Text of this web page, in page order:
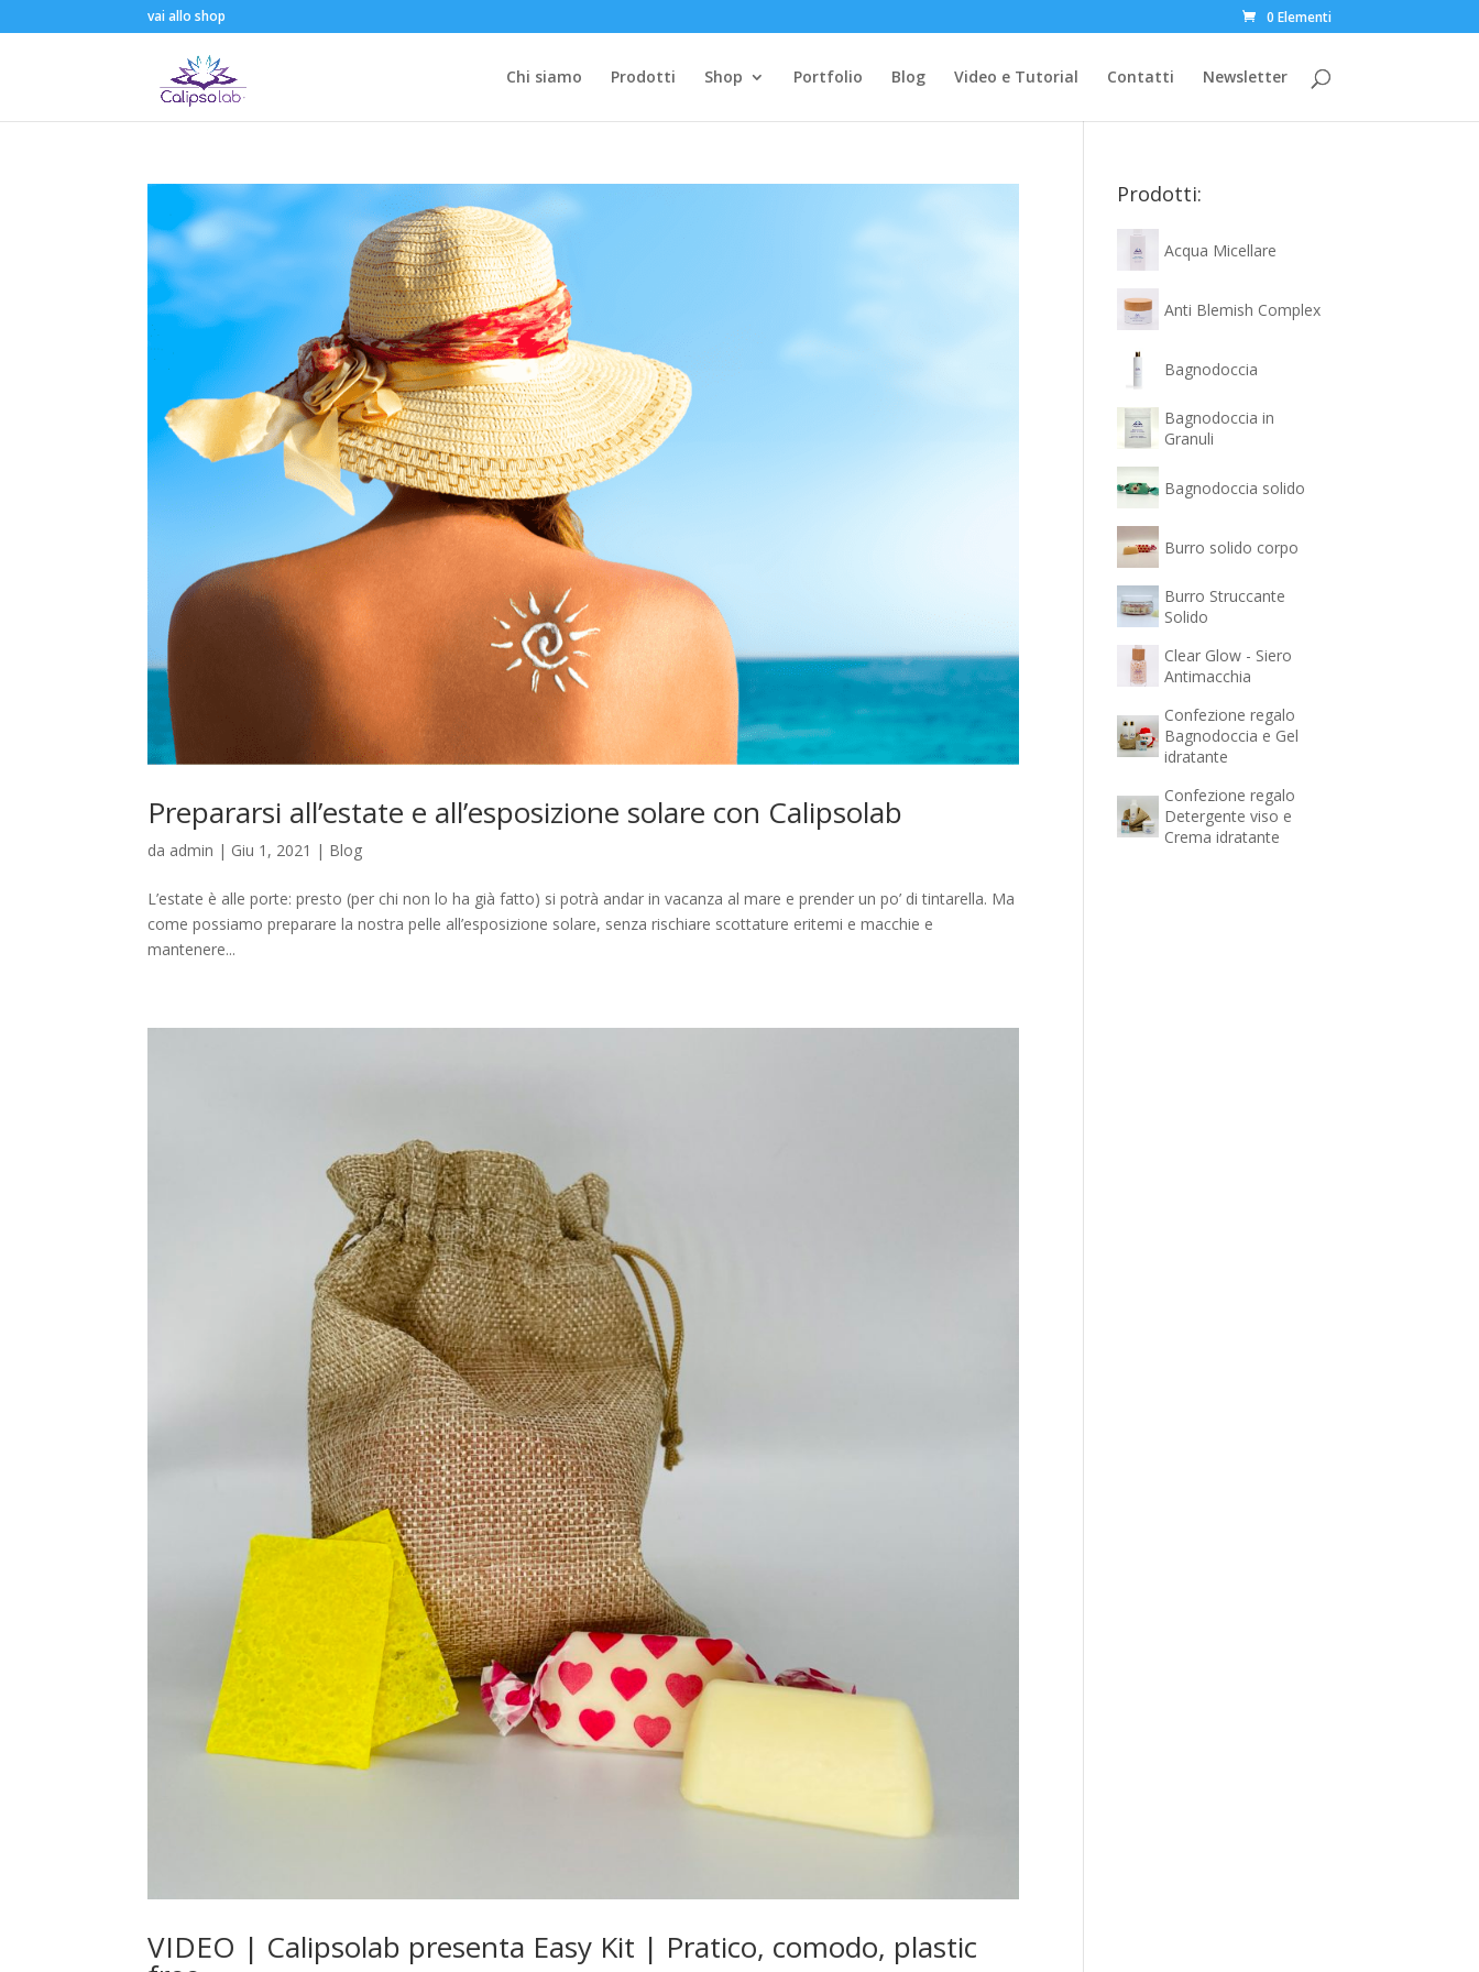
vai allo shop 0 Elementi
Chi siamo Prodotti Shop Portfolio Blog Video e Tutorial Contatti Newsletter
Prepararsi all’estate e all’esposizione solare con Calipsolab
da admin | Giu 1, 2021 | Blog
L’estate è alle porte: presto (per chi non lo ha già fatto) si potrà andar in vacanza al mare e prender un po’ di tintarella. Ma
come possiamo preparare la nostra pelle all’esposizione solare, senza rischiare scottature eritemi e macchie e
mantenere...
VIDEO | Calipsolab presenta Easy Kit | Pratico, comodo, plastic
Prodotti:
Acqua Micellare
Anti Blemish Complex
Bagnodoccia
Bagnodoccia in
Granuli
Bagnodoccia solido
Burro solido corpo
Burro Struccante
Solido
Clear Glow - Siero
Antimacchia
Confezione regalo
Bagnodoccia e Gel
idratante
Confezione regalo
Detergente viso e
Crema idratante